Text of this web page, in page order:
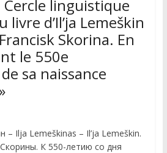
linguistique
livre d’Il’ja Lemeškin
Skorina. Еn
le 550e
sa naissance
– Ilja Lemeškinas – Il’ja Lemeškin.
К 550-летию со дня